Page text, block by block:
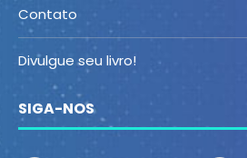
Contato
Divulgue seu livro!
SIGA-NOS